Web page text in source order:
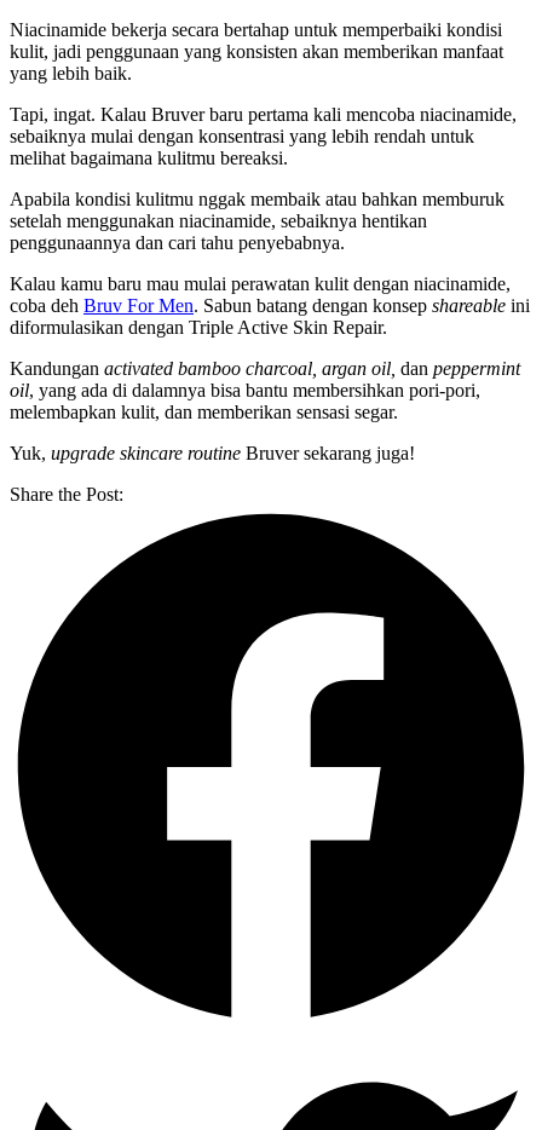
Niacinamide bekerja secara bertahap untuk memperbaiki kondisi
kulit, jadi penggunaan yang konsisten akan memberikan manfaat
yang lebih baik.
Tapi, ingat. Kalau Bruver baru pertama kali mencoba niacinamide,
sebaiknya mulai dengan konsentrasi yang lebih rendah untuk
melihat bagaimana kulitmu bereaksi.
Apabila kondisi kulitmu nggak membaik atau bahkan memburuk
setelah menggunakan niacinamide, sebaiknya hentikan
penggunaannya dan cari tahu penyebabnya.
Kalau kamu baru mau mulai perawatan kulit dengan niacinamide,
coba deh Bruv For Men. Sabun batang dengan konsep shareable ini
diformulasikan dengan Triple Active Skin Repair.
Kandungan activated bamboo charcoal, argan oil, dan peppermint
oil, yang ada di dalamnya bisa bantu membersihkan pori-pori,
melembapkan kulit, dan memberikan sensasi segar.
Yuk, upgrade skincare routine Bruver sekarang juga!
Share the Post: